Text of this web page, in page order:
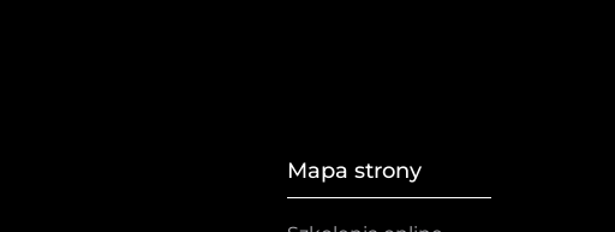
Mapa strony